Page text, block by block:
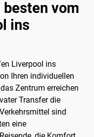
vom
ins
Liverpool ins
Ihren individuellen
Zentrum erreichen
Transfer die
sind
eine